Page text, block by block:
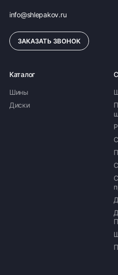
Новгороде —
бесплатная
ПОДРОБНЕЕ ОБ ДОСТАВКЕ
Оплата заказа
Возможна картой,
также доступно
формирование счёта
info@shlepakov.ru
ЗАКАЗАТЬ ЗВОНОК
Каталог
Шины
Диски